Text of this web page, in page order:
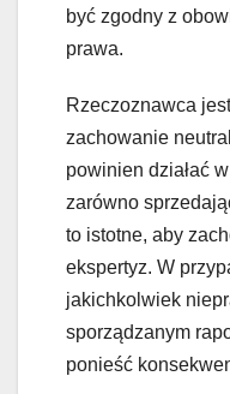
być zgodny z
prawa.
Rzeczoznawca
zachowanie
powinien działać
zarówno
to istotne, aby
ekspertyz. W
jakichkolwiek
sporządzanym
ponieść